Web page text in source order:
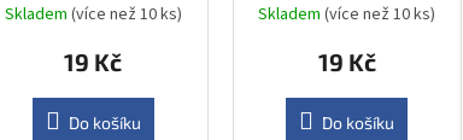
Skladem (více než 10 ks)
19 Kč
Do košíku
Skladem(více než 10 ks)
19 Kč
Do košíku